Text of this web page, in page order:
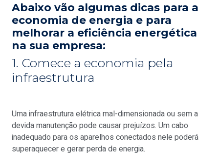
Abaixo vão algumas dicas para a
economia de energia e para
melhorar a eficiência energética
na sua empresa:
1. Comece a economia pela
infraestrutura
Uma infraestrutura elétrica mal-dimensionada ou sem a
devida manutenção pode causar prejuízos. Um cabo
inadequado para os aparelhos conectados nele poderá
superaquecer e gerar perda de energia.